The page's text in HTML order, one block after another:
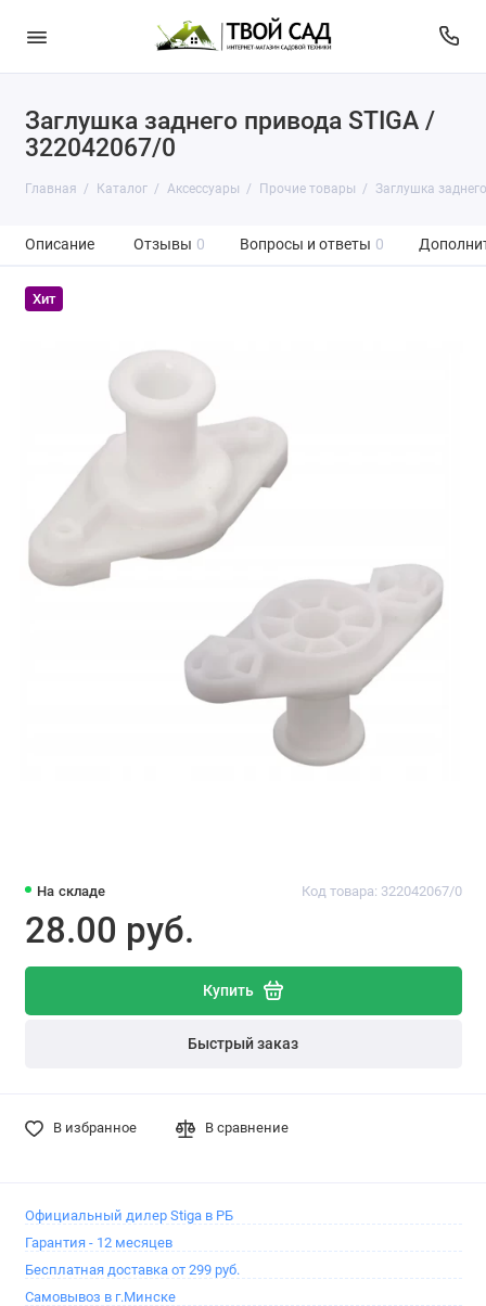
Заглушка заднего привода STIGA /
322042067/0
Главная Каталог Аксессуары Прочие товары Заглушка
Описание Отзывы 0 Вопросы и ответы 0
Хит
На складе Код товара: 322042067/0
28.00 pуб.
Купить
Быстрый заказ
В избранное В сравнение
Официальный дилер Stiga в РБ
Гарантия - 12 месяцев
Бесплатная доставка от 299 руб.
Самовывоз в г.Минске